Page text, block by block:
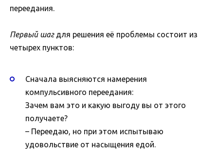
переедания.
Первый шагдля решения её проблемы состоит из
четырех пунктов:
Сначала выясняются намерения
компульсивного переедания:
Зачем вам это и какую выгоду вы от этого
получаете?
– Переедаю, но при этом испытываю
удовольствие от насыщения едой.